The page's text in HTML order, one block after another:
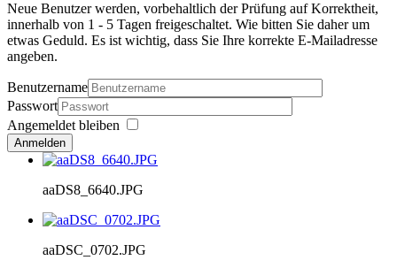
Neue Benutzer werden, vorbehaltlich der Prüfung auf Korrektheit,
innerhalb von 1 - 5 Tagen freigeschaltet. Wie bitten Sie daher um
etwas Geduld. Es ist wichtig, dass Sie Ihre korrekte E-Mailadresse
angeben.
Benutzername
Passwort
Angemeldet bleiben
Anmelden
aaDS8_6640.JPG
aaDSC_0702.JPG